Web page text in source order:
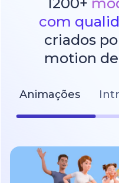
com
criados
motion
Animações